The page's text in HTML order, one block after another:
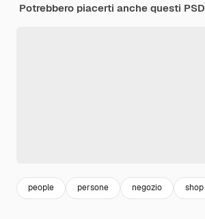
Potrebbero piacerti anche questi PSD
people persone negozio shop